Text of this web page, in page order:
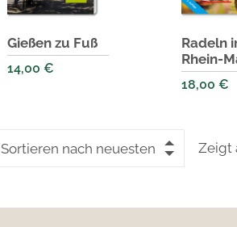
Gießen zu Fuß
14,00€
Radeln
Rhein-
18,00€
Sortieren nach neuesten Zeigt